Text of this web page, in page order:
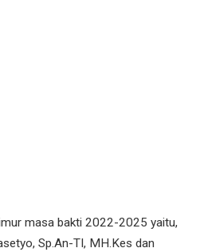
masa bakti 2022-2025 yaitu,
Sp.An-TI, MH.Kes dan